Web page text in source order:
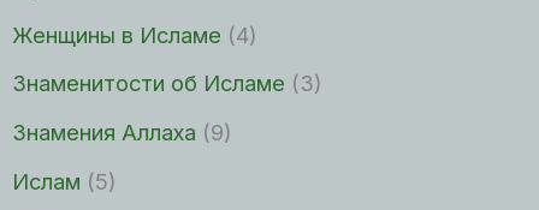
Женщины в Исламе (4)
Знаменитости об Исламе (3)
Знамения Аллаха (9)
Ислам (5)